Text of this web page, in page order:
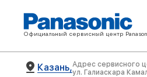
Официальный сервисный центр
Казань,Адрес сервисного
ул. Галиаскара